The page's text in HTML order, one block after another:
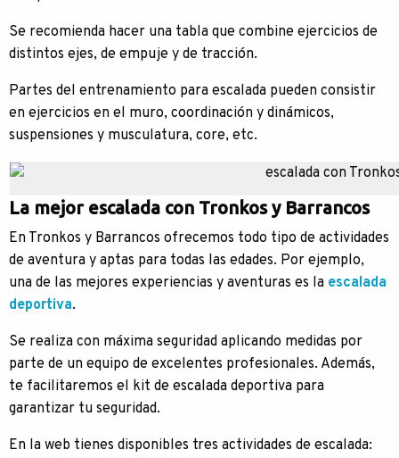
Se recomienda hacer una tabla que combine ejercicios de
distintos ejes, de empuje y de tracción.
Partes del entrenamiento para escalada pueden consistir
en ejercicios en el muro, coordinación y dinámicos,
suspensiones y musculatura, core, etc.
La mejor escalada con Tronkos y Barrancos
En Tronkos y Barrancos ofrecemos todo tipo de actividades
de aventura y aptas para todas las edades. Por ejemplo,
una de las mejores experiencias y aventuras es la escalada
deportiva.
Se realiza con máxima seguridad aplicando medidas por
parte de un equipo de excelentes profesionales. Además,
te facilitaremos el kit de escalada deportiva para
garantizar tu seguridad.
En la web tienes disponibles tres actividades de escalada: